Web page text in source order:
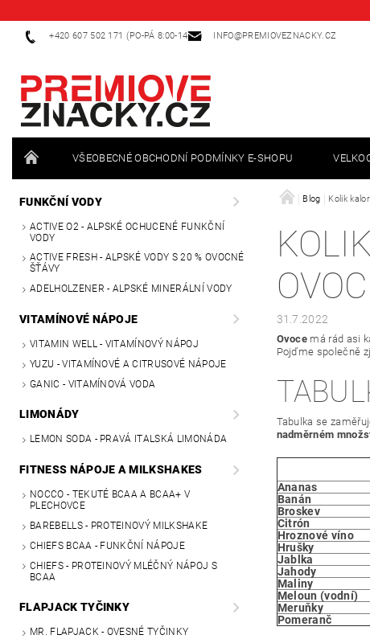
+420 607 502 171 (PO-PÁ 8:00-14:00) INFO@PREMIOVEZNACKY.CZ
VŠEOBECNÉ OBCHODNÍ PODMÍNKY E-SHOPU
FUNKČNÍ VODY
ACTIVE O2 - ALPSKÉ OCHUCENÉ FUNKČNÍ
VODY
ACTIVE FRESH - ALPSKÉ VODY S 20 % OVOCNÉ
ŠŤÁVY
ADELHOLZENER - ALPSKÉ MINERÁLNÍ VODY
VITAMÍNOVÉ NÁPOJE
VITAMIN WELL - VITAMÍNOVÝ NÁPOJ
YUZU - VITAMÍNOVÉ A CITRUSOVÉ NÁPOJE
GANIC - VITAMÍNOVÁ VODA
LIMONÁDY
LEMON SODA - PRAVÁ ITALSKÁ LIMONÁDA
FITNESS NÁPOJE A MILKSHAKES
NOCCO - TEKUTÉ BCAA A BCAA+ V
PLECHOVCE
BAREBELLS - PROTEINOVÝ MILKSHAKE
CHIEFS BCAA - FUNKČNÍ NÁPOJE
CHIEFS - PROTEINOVÝ MLÉČNÝ NÁPOJ S
BCAA
FLAPJACK TYČINKY
MR. FLAPJACK - OVESNÉ TYČINKY
Blog Kolik
31.7.2022
Ovoce má rád asi
Pojďme společně
Tabulka se
nadměrném
Ananas
Banán
Broskev
Citrón
Hroznové víno
Hrušky
Jablka
Jahody
Maliny
Meloun (vodní)
Meruňky
Pomeranč